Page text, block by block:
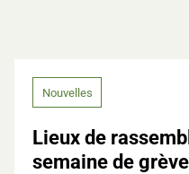
Nouvelles
Lieux de
semaine de